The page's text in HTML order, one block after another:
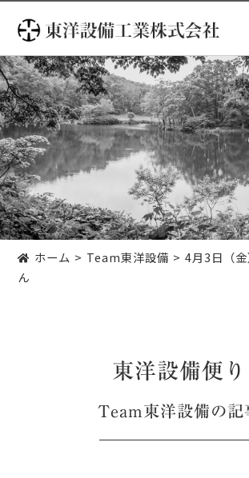
テ
ン
ツ
へ
ス
キ
ッ
プ
ホーム Team東洋設備
4月3日（
ん
東洋設備便り
Team東洋設備 の記